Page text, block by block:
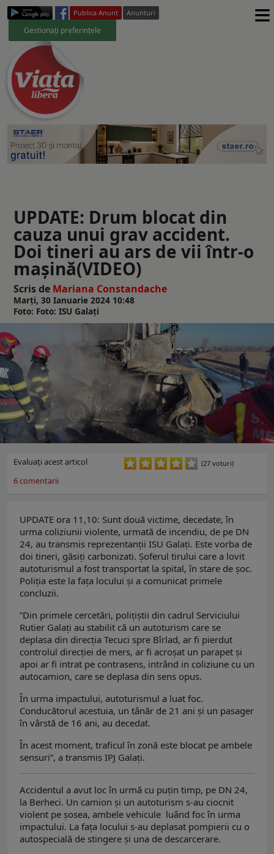
Publica Anunt Anunturi
Gestionați preferințele ≡
UPDATE: Drum blocat din
cauza unui grav accident.
Doi tineri au ars de vii într-o
mașină(VIDEO)
Scris de Mariana Constandache
Marți, 30 Ianuarie 2024 10:48
Foto: Foto: ISU Galați
Evaluaţi acest articol (27 voturi)
6comentarii
UPDATE ora 11,10: Sunt două victime, decedate, în
urma coliziunii violente, urmată de incendiu, de pe DN
24, au transmis reprezentanții ISU Galați. Este vorba de
doi tineri, găsiți carbonizati. Șoferul tirului care a lovit
autoturismul a fost transportat la spital, în stare de șoc.
Poliția este la fața locului și a comunicat primele
concluzii.
”Din primele cercetări, polițiștii din cadrul Serviciului
Rutier Galați au stabilit că un autoturism care se
deplasa din direcția Tecuci spre Bîrlad, ar fi pierdut
controlul direcției de mers, ar fi acroșat un parapet și
apoi ar fi intrat pe contrasens, intrând in coliziune cu un
autocamion, care se deplasa din sens opus.
În urma impactului, autoturismul a luat foc.
Conducătorul acestuia, un tânăr de 21 ani și un pasager
în vârstă de 16 ani, au decedat.
În acest moment, traficul în zonă este blocat pe ambele
sensuri”, a transmis IPJ Galați.
Accidentul a avut loc în urmă cu puțin timp, pe DN 24,
la Berheci. Un camion și un autoturism s-au ciocnit
violent pe șosea, ambele vehicule luând foc în urma
impactului. La fața locului s-au deplasat pompierii cu o
autospecială de stingere și una de descarcerare.